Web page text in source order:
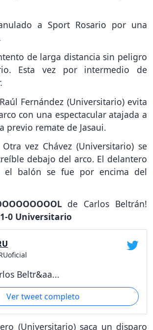
a Sport Rosario por una
de larga distancia sin peligro
Esta vez por intermedio de
Fernández (Universitario) evita
con una espectacular atajada a
previo remate de Jasaui.
Otra vez Chávez (Universitario) se
debajo del arco. El delantero
balón se fue por encima del
de Carlos Beltrán!
0 Universitario
Beltr&aa...
Ver tweet completo
(Universitario) saca un disparo